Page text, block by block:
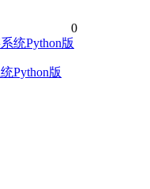
0
Python版